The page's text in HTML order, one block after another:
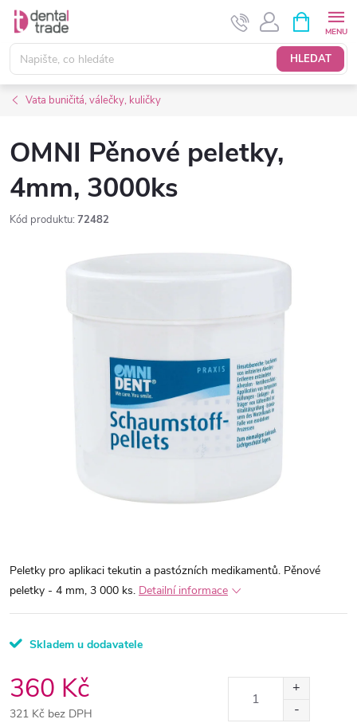
Přejít
obsah
HLEDAT
NÁKUPNÍ
KOŠÍK
Vata buničitá, válečky, kuličky
OMNI Pěnové peletky,
4mm, 3000ks
Kód produktu: 72482
Peletky pro aplikaci tekutin a pastózních medikamentů. Pěnové
peletky - 4 mm, 3 000 ks. Detailní informace
Skladem u dodavatele
360 Kč
321 Kč bez DPH